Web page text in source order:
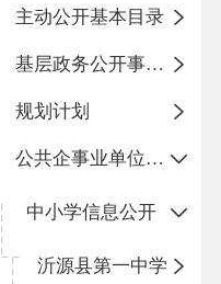
主动公开基本目录
基层政务公开事项标准目录
规划计划
公共企事业单位信息公开
中小学信息公开
沂源县第一中学